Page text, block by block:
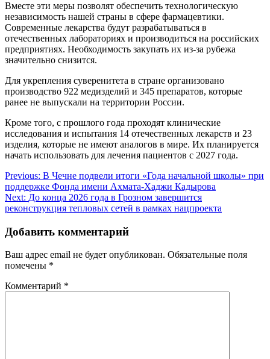
Вместе эти меры позволят обеспечить технологическую
независимость нашей страны в сфере фармацевтики.
Современные лекарства будут разрабатываться в
отечественных лабораториях и производиться на российских
предприятиях. Необходимость закупать их из-за рубежа
значительно снизится.
Для укрепления суверенитета в стране организовано
производство 922 медизделий и 345 препаратов, которые
ранее не выпускали на территории России.
Кроме того, с прошлого года проходят клинические
исследования и испытания 14 отечественных лекарств и 23
изделия, которые не имеют аналогов в мире. Их планируется
начать использовать для лечения пациентов с 2027 года.
Навигация
по
записям
Previous: В Чечне подвели итоги «Года начальной школы» при
поддержке Фонда имени Ахмата-Хаджи Кадырова
Next: До конца 2026 года в Грозном завершится
реконструкция тепловых сетей в рамках нацпроекта
Добавить комментарий
Ваш адрес email не будет опубликован. Обязательные поля
помечены *
Комментарий *